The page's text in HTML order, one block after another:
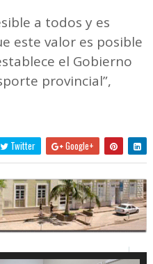
a todos y es
este valor es posible
el Gobierno
provincial”,
Twitter Google+